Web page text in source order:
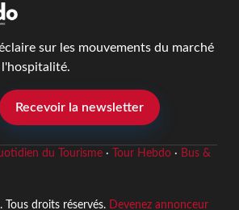
sur les mouvements du marché
Recevoir la newsletter
du Tourisme· Tour Hebdo· Bus &
droits réservés. Devenez annonceur